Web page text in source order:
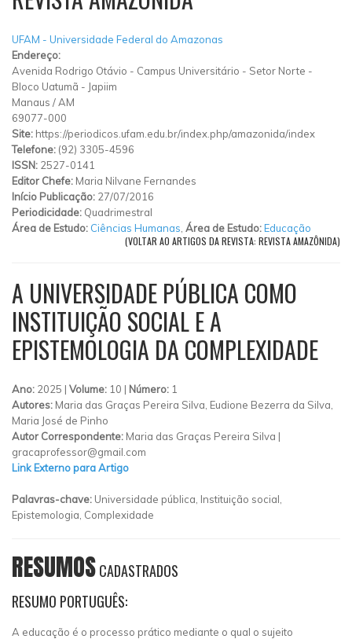
UFAM - Universidade Federal do Amazonas
Endereço:
Avenida Rodrigo Otávio - Campus Universitário - Setor Norte -
Bloco Uatumã - Japiim
Manaus /AM
69077-000
Site: https://periodicos.ufam.edu.br/index.php/amazonida/index
Telefone: (92) 3305-4596
ISSN: 2527-0141
Editor Chefe: Maria Nilvane Fernandes
Início Publicação: 27/07/2016
Periodicidade: Quadrimestral
Área de Estudo: Ciências Humanas Área de Estudo:Educação
(VOLTAR AO ARTIGOS DA REVISTA: REVISTA AMAZÔNIDA)
A UNIVERSIDADE PÚBLICA COMO
INSTITUIÇÃO SOCIAL E A
EPISTEMOLOGIA DA COMPLEXIDADE
Ano: 2025 | Volume: 10 | Número: 1
Autores: Maria das Graças Pereira Silva, Eudione Bezerra da Silva,
Maria José de Pinho
Autor Correspondente: Maria das Graças Pereira Silva |
gracaprofessor@gmail.com
Link Externo para Artigo
Palavras-chave: Universidade pública, Instituição social,
Epistemologia, Complexidade
RESUMOSCADASTRADOS
RESUMO PORTUGUÊS:
A educação é o processo prático mediante o qual o sujeito